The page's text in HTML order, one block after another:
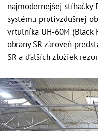
najmodernejšej stíhačky
systému protivzdušnej
vrtuľníka UH-60M (Black
obrany SR zároveň
SR a ďalších zložiek